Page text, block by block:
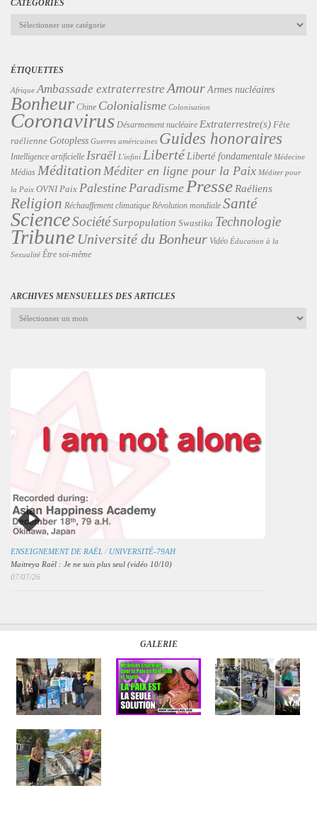
CATÉGORIES
Catégories
ÉTIQUETTES
Afrique Ambassade extraterrestre Amour Armes nucléaires
Bonheur Chine Colonialisme Colonisation
Coronavirus Désarmement nucléaire Extraterrestre(s) Fête
raélienne Gotopless Guerres américaines Guides honoraires
Intelligence artificielle Israël L'infini Liberté Liberté fondamentale Médecine
Médias Méditation Méditer en ligne pour la Paix Méditer pour
la Paix OVNI Paix Palestine Paradisme Presse Raéliens
Religion Réchauffement climatique Révolution mondiale Santé
ScienceSociétéSurpopulation Swastika Technologie
Tribune Université du Bonheur Vidéo Éducation à la
Sexualité Être soi-même
ARCHIVES MENSUELLES DES ARTICLES
Archives
ENSEIGNEMENT DE RAËL / UNIVERSITÉ-79AH
Maitreya Raël : Je ne suis plus seul (vidéo 10/10)
07/07/26
GALERIE